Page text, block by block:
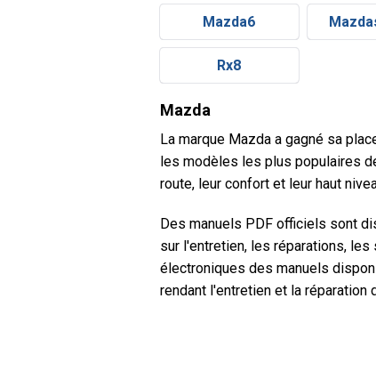
Mazda6
Rx8
Mazda
La marque Mazda a gagné sa
les modèles les plus populaires
route, leur confort et leur haut
Des manuels PDF officiels sont
sur l'entretien, les réparations,
électroniques des manuels
rendant l'entretien et la